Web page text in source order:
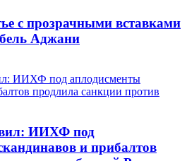
с прозрачными вставками
Аджани
ИИХФ под
и прибалтов